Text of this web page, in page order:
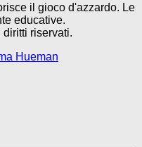
il gioco d'azzardo. Le
educative.
riservati.
Hueman